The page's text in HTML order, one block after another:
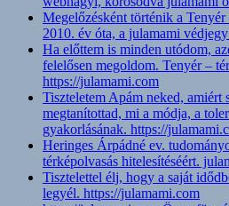
Megelőzésként történik a
2010. év óta, a julamami
Ha előttem is minden utódom,
felelősen megoldom. Tenyér –
https://julamami.com
Tiszteletem Apám neked, amiért
megtanítottad, mi a módja, a
gyakorlásának. https://
Heringes Árpádné ev.
térképolvasás hitelesítéséért.
Tisztelettel élj, hogy a saját
legyél. https://julamami.com